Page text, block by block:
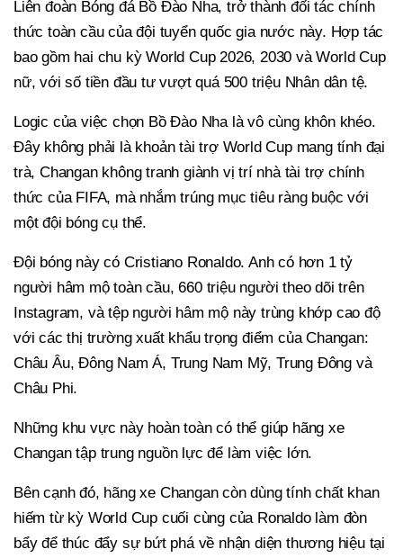
Liên đoàn Bóng đá Bồ Đào Nha, trở thành đối tác chính
thức toàn cầu của đội tuyển quốc gia nước này. Hợp tác
bao gồm hai chu kỳ World Cup 2026, 2030 và World Cup
nữ, với số tiền đầu tư vượt quá 500 triệu Nhân dân tệ.
Logic của việc chọn Bồ Đào Nha là vô cùng khôn khéo.
Đây không phải là khoản tài trợ World Cup mang tính đại
trà, Changan không tranh giành vị trí nhà tài trợ chính
thức của FIFA, mà nhắm trúng mục tiêu ràng buộc với
một đội bóng cụ thể.
Đội bóng này có Cristiano Ronaldo. Anh có hơn 1 tỷ
người hâm mộ toàn cầu, 660 triệu người theo dõi trên
Instagram, và tệp người hâm mộ này trùng khớp cao độ
với các thị trường xuất khẩu trọng điểm của Changan:
Châu Âu, Đông Nam Á, Trung Nam Mỹ, Trung Đông và
Châu Phi.
Những khu vực này hoàn toàn có thể giúp hãng xe
Changan tập trung nguồn lực để làm việc lớn.
Bên cạnh đó, hãng xe Changan còn dùng tính chất khan
hiếm từ kỳ World Cup cuối cùng của Ronaldo làm đòn
bẩy để thúc đẩy sự bứt phá về nhận diện thương hiệu tại